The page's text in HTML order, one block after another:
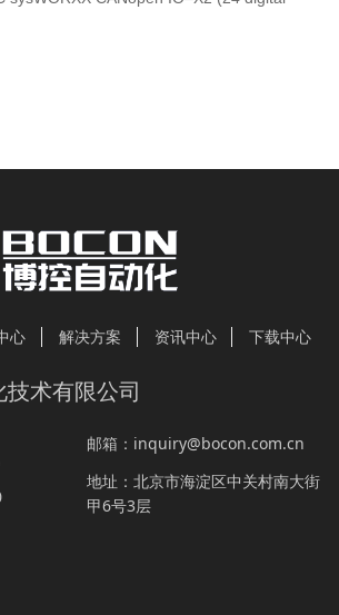
心 解决方案 资讯中心 下载中心
术有限公司
邮箱： inquiry@bocon.com.cn
地址： 北京市海淀区中关村南大街
甲6号3层